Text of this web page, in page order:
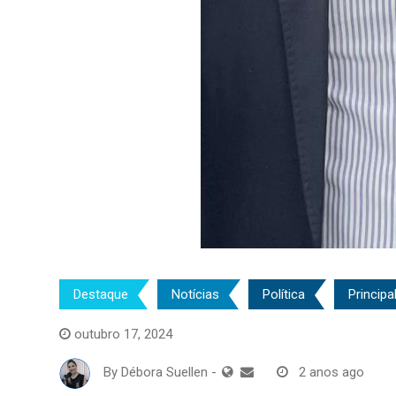
Destaque Notícias Política Principal
outubro 17, 2024
By Débora Suellen - 2 anos ago